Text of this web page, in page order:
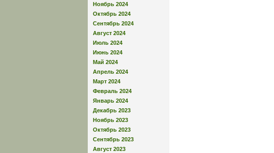
Ноябрь 2024
Октябрь 2024
Сентябрь 2024
Август 2024
Июль 2024
Июнь 2024
Май 2024
Апрель 2024
Март 2024
Февраль 2024
Январь 2024
Декабрь 2023
Ноябрь 2023
Октябрь 2023
Сентябрь 2023
Август 2023